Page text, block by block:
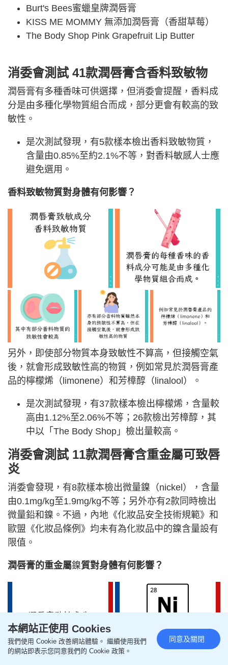
Burt's Bees蜜蠟皇牌潤唇膏
KISS ME MOMMY 無添加潤唇膏（香甜草莓）
The Body Shop Pink Grapefruit Lip Butter
消委會測試 41款潤唇膏含香料致敏物
潤唇膏有多種香味可供選擇，但消委會提醒，香料成
分是由多種化學物質組合而成，部分更會有較高的致
敏性。
是次測試發現，有5款樣本檢出香料致敏物質，
含量由0.85%至約2.1%不等，對香料敏感人士應
避免選用。
香料致敏物質對身體有何影響？
另外，即使部分物質本身致敏性不算高，但接觸空氣
後，就會形成致敏性高的物質，例如常見於潤唇膏產
品的檸檬烯（limonene）和芳樟醇（linalool）。
是次測試發現，有37款樣本檢出檸檬烯，含量較
高由1.12%至2.06%不等；26款檢出芳樟醇，其
中以「The Body Shop」檢出量較高。
消委會測試 11款潤唇膏含重金屬可致唇
炎
消委會發現，有8款樣本檢出微量鎳（nickel），含量
由0.1mg/kg至1.9mg/kg不等；另外亦有2款同時檢出
微量鉛和鎳。不過，內地《化妝品安全技術規範》和
歐盟《化妝品條例》均未有為化妝品中的鎳含量設有
限值。
潤唇膏的重金屬鎳質對身體有何影響？
本網站正使用 Cookies
我們使用 Cookie 改善網站體驗。 繼續使用我們
的網站即表示您同意我們的 Cookie 政策。
同意及關閉